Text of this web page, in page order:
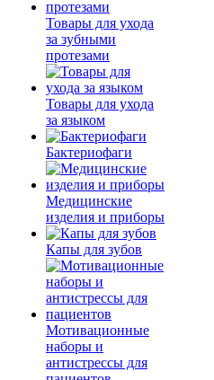
Товары для ухода
за зубными
протезами
Товары для ухода
за языком
Бактериофаги
Медицинские
изделия и приборы
Капы для зубов
Мотивационные
наборы и
антистрессы для